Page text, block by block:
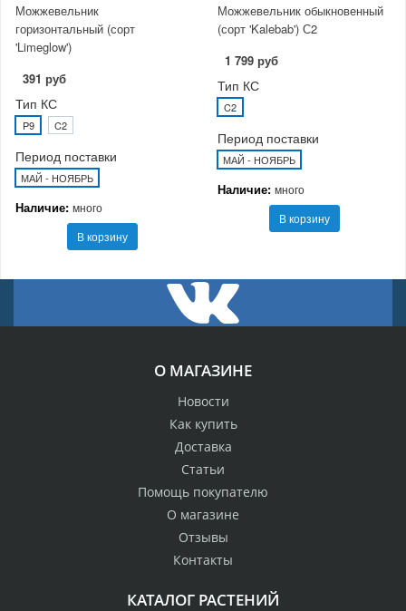
Можжевельник
горизонтальный (сорт
'Limeglow')
391 руб
Тип КС
P9 C2
Период поставки
МАЙ - НОЯБРЬ
Наличие: много
В корзину
Можжевельник обыкновенный
(сорт 'Kalebab') С2
1 799 руб
Тип КС
C2
Период поставки
МАЙ - НОЯБРЬ
Наличие: много
В корзину
О МАГАЗИНЕ
Новости
Как купить
Доставка
Статьи
Помощь покупателю
О магазине
Отзывы
Контакты
КАТАЛОГ РАСТЕНИЙ